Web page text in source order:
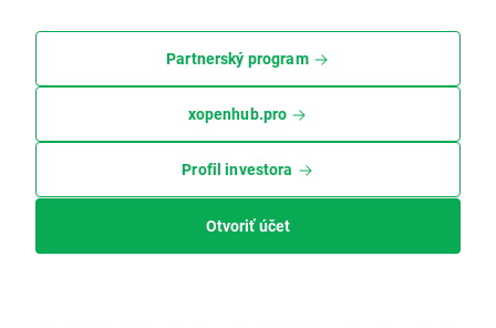
Partnerský program
xopenhub.pro
Profil investora
Otvoriť účet